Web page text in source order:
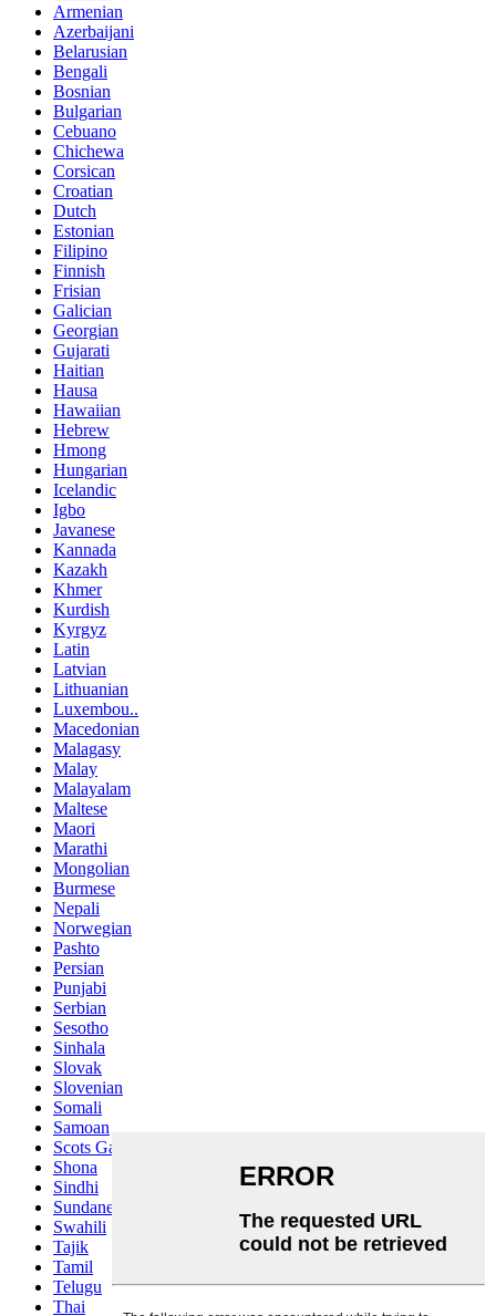
Armenian
Azerbaijani
Belarusian
Bengali
Bosnian
Bulgarian
Cebuano
Chichewa
Corsican
Croatian
Dutch
Estonian
Filipino
Finnish
Frisian
Galician
Georgian
Gujarati
Haitian
Hausa
Hawaiian
Hebrew
Hmong
Hungarian
Icelandic
Igbo
Javanese
Kannada
Kazakh
Khmer
Kurdish
Kyrgyz
Latin
Latvian
Lithuanian
Luxembou..
Macedonian
Malagasy
Malay
Malayalam
Maltese
Maori
Marathi
Mongolian
Burmese
Nepali
Norwegian
Pashto
Persian
Punjabi
Serbian
Sesotho
Sinhala
Slovak
Slovenian
Somali
Samoan
Scots Gaelic
Shona
Sindhi
Sundanese
Swahili
Tajik
Tamil
Telugu
Thai